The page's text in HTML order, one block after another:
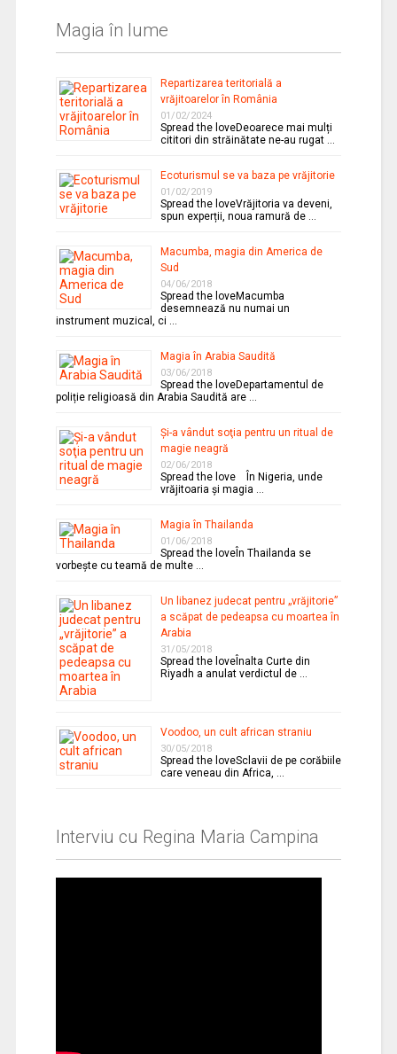
Magia în lume
Repartizarea teritorială a
vrăjitoarelor în România
01/02/2024
Spread the loveDeoarece mai mulți
cititori din străinătate ne-au rugat …
Ecoturismul se va baza pe vrăjitorie
01/02/2019
Spread the loveVrăjitoria va deveni,
spun experții, noua ramură de …
Macumba, magia din America de
Sud
04/06/2018
Spread the loveMacumba
desemnează nu numai un
instrument muzical, ci …
Magia în Arabia Saudită
03/06/2018
Spread the loveDepartamentul de
poliție religioasă din Arabia Saudită are …
Şi-a vândut soţia pentru un ritual de
magie neagră
02/06/2018
Spread the love În Nigeria, unde
vrăjitoaria şi magia …
Magia în Thailanda
01/06/2018
Spread the loveÎn Thailanda se
vorbeşte cu teamă de multe …
Un libanez judecat pentru „vrăjitorie”
a scăpat de pedeapsa cu moartea în
Arabia
31/05/2018
Spread the loveÎnalta Curte din
Riyadh a anulat verdictul de …
Voodoo, un cult african straniu
30/05/2018
Spread the loveSclavii de pe corăbiile
care veneau din Africa, …
Interviu cu Regina Maria Campina